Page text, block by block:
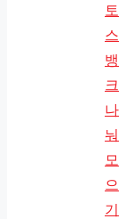
토
스
뱅
크
나
눠
모
으
기